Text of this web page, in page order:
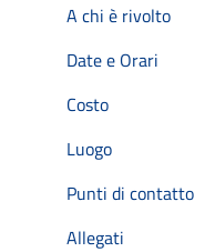
A chi è rivolto
Date e Orari
Costo
Luogo
Punti di contatto
Allegati